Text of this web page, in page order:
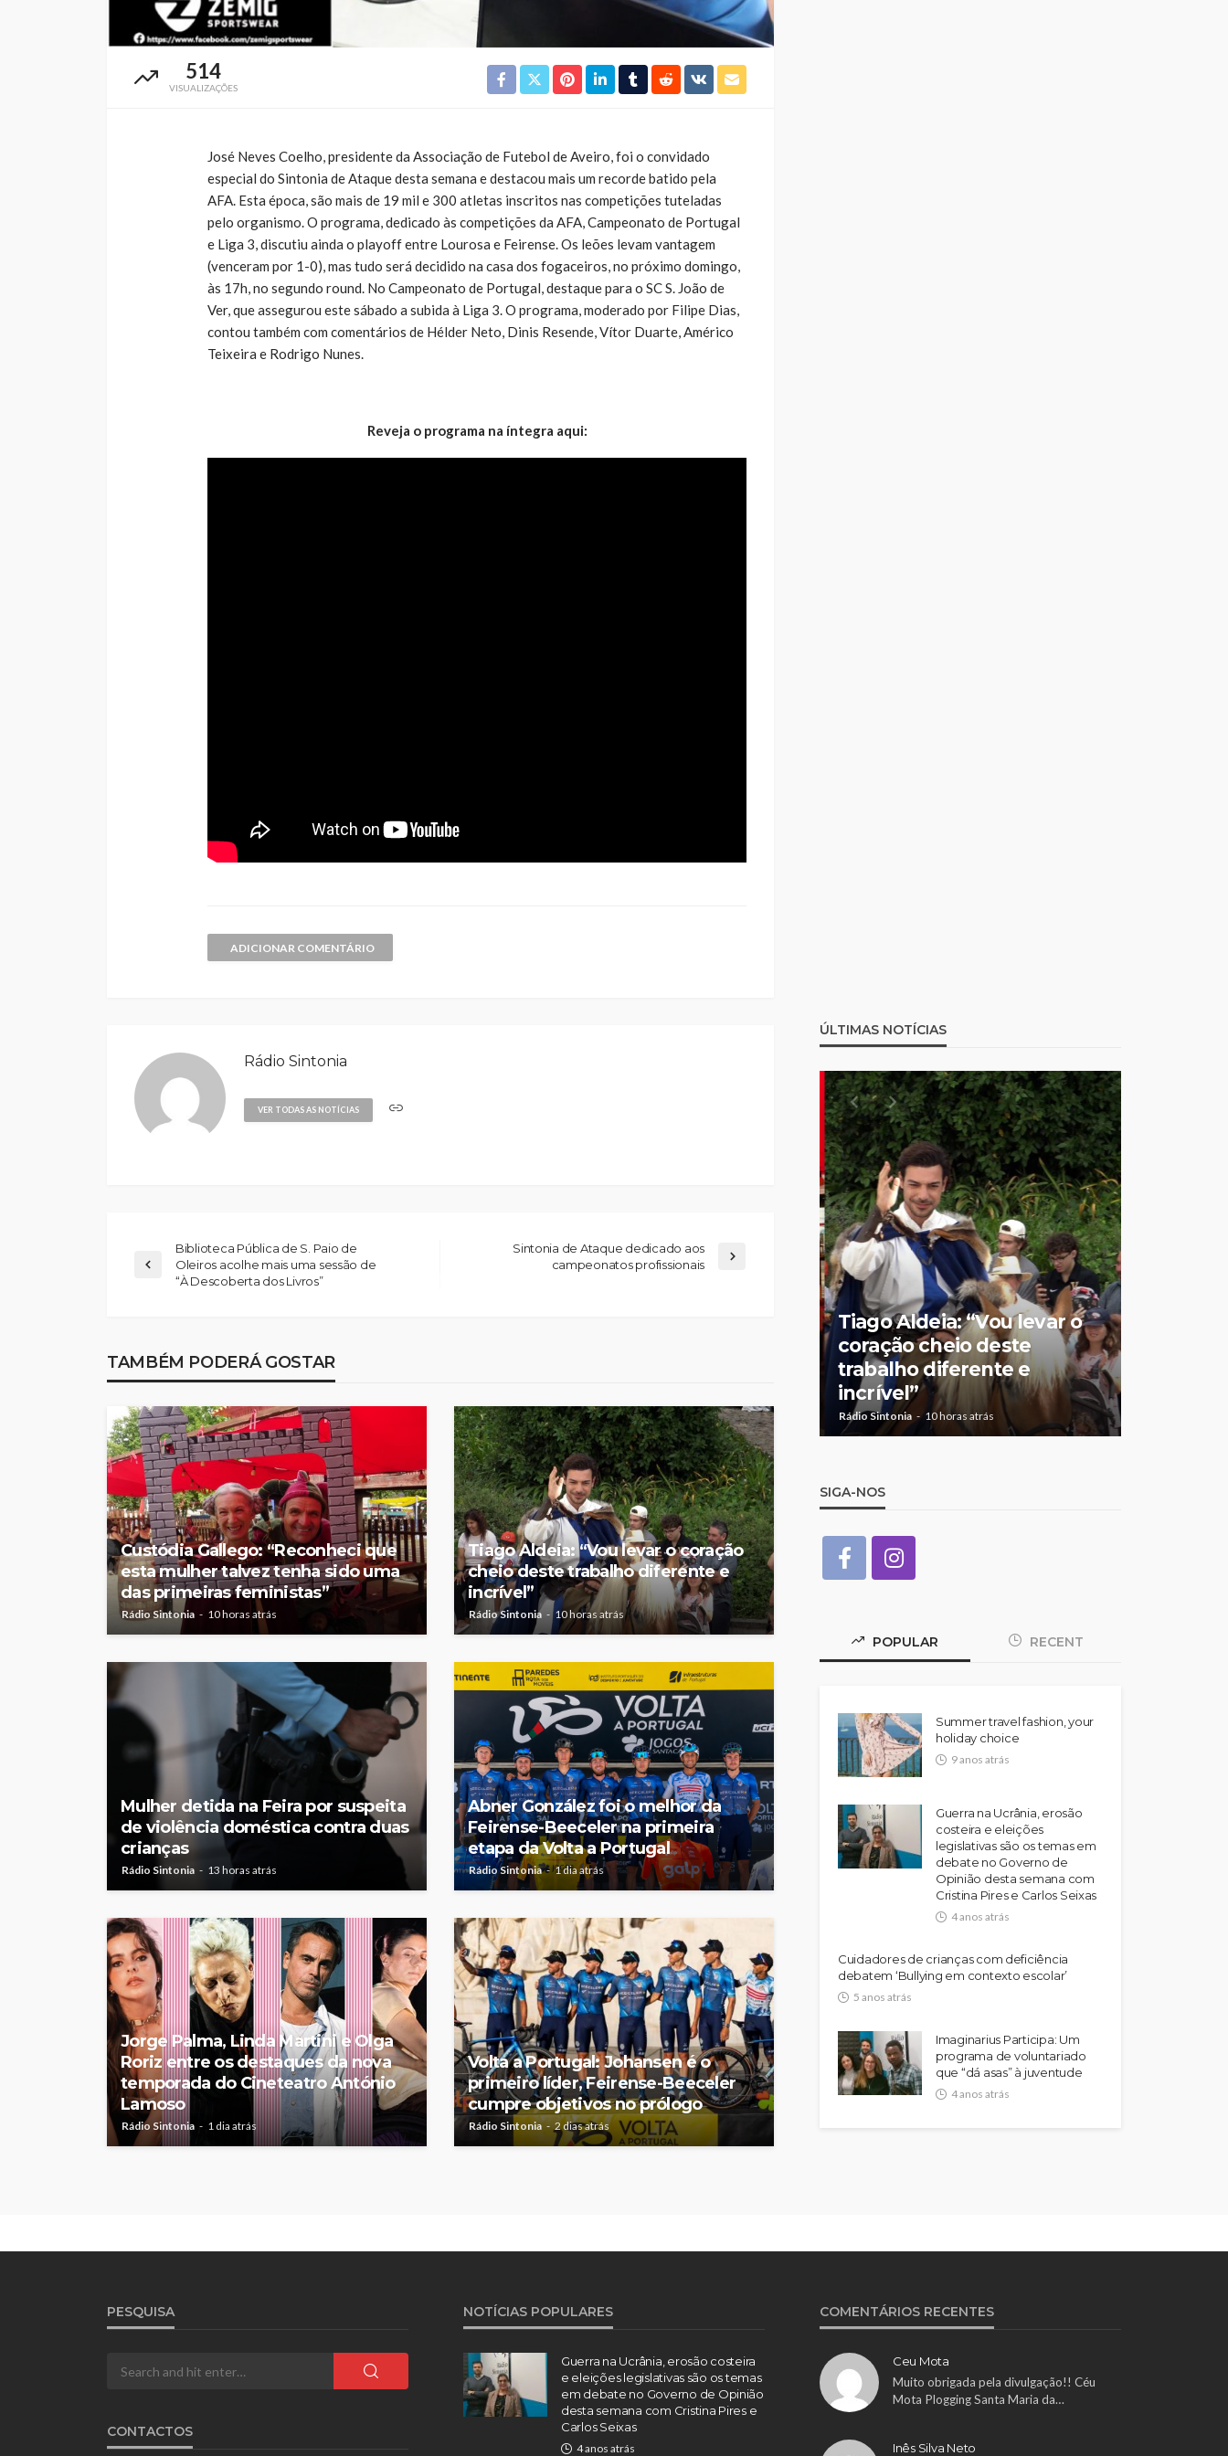
514
VISUALIZAÇÕES
José Neves Coelho, presidente da Associação de Futebol de Aveiro, foi o convidado
especial do Sintonia de Ataque desta semana e destacou mais um recorde batido pela
AFA. Esta época, são mais de 19 mil e 300 atletas inscritos nas competições tuteladas
pelo organismo. O programa, dedicado às competições da AFA, Campeonato de Portugal
e Liga 3, discutiu ainda o playoff entre Lourosa e Feirense. Os leões levam vantagem
(venceram por 1-0), mas tudo será decidido na casa dos fogaceiros, no próximo domingo,
às 17h, no segundo round. No Campeonato de Portugal, destaque para o SC S. João de
Ver, que assegurou este sábado a subida à Liga 3. O programa, moderado por Filipe Dias,
contou também com comentários de Hélder Neto, Dinis Resende, Vítor Duarte, Américo
Teixeira e Rodrigo Nunes.
Reveja o programa na íntegra aqui:
ADICIONAR COMENTÁRIO
Rádio Sintonia
VER TODAS AS NOTÍCIAS
Biblioteca Pública de S. Paio de
Oleiros acolhe mais uma sessão de
“À Descoberta dos Livros”
Sintonia de Ataque dedicado aos
campeonatos profissionais
TAMBÉM PODERÁ GOSTAR
Custódia Gallego: “Reconheci que
esta mulher talvez tenha sido uma
das primeiras feministas”
Rádio Sintonia 10 horas atrás
Tiago Aldeia: “Vou levar o coração
cheio deste trabalho diferente e
incrível”
Rádio Sintonia 10 horas atrás
Mulher detida na Feira por suspeita
de violência doméstica contra duas
crianças
Rádio Sintonia 13 horas atrás
Abner González foi o melhor da
Feirense-Beeceler na primeira
etapa da Volta a Portugal
Rádio Sintonia 1 dia atrás
Jorge Palma, Linda Martini e Olga
Roriz entre os destaques da nova
temporada do Cineteatro António
Lamoso
Rádio Sintonia 1 dia atrás
Volta a Portugal: Johansen é o
primeiro líder, Feirense-Beeceler
cumpre objetivos no prólogo
Rádio Sintonia 2 dias atrás
ÚLTIMAS NOTÍCIAS
Beeceler na primeira etapa
Rádio Sintonia 1 dia atrás Rádio Sintonia 10 horas atrás
Tiago Aldeia: “Vou levar o
coração cheio deste
trabalho diferente e
incrível”
Rádio Sintonia 10 horas atrás
SIGA-NOS
POPULAR RECENT
Summer travel fashion, your
holiday choice
9 anos atrás
Guerra na Ucrânia, erosão
costeira e eleições
legislativas são os temas em
debate no Governo de
Opinião desta semana com
Cristina Pires e Carlos Seixas
4 anos atrás
Cuidadores de crianças com deficiência
debatem ‘Bullying em contexto escolar’
5 anos atrás
Imaginarius Participa: Um
programa de voluntariado
que “dá asas” à juventude
4 anos atrás
PESQUISA
CONTACTOS
NOTÍCIAS POPULARES
Guerra na Ucrânia, erosão costeira
e eleições legislativas são os temas
em debate no Governo de Opinião
desta semana com Cristina Pires e
Carlos Seixas
4 anos atrás
COMENTÁRIOS RECENTES
Ceu Mota
Muito obrigada pela divulgação!! Céu
Mota Plogging Santa Maria da…
Inês Silva Neto